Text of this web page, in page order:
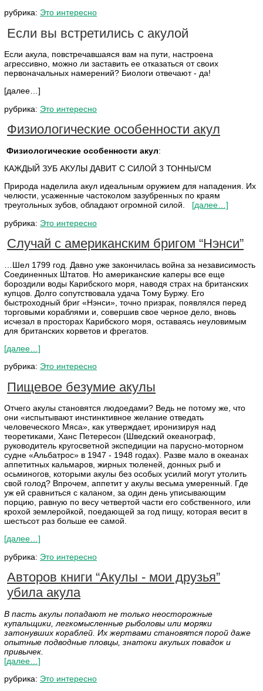
рубрика: Это интересно
Если вы встретились с акулой
Если акула, повстречавшаяся вам на пути, настроена
агрессивно, можно ли заставить ее отказаться от своих
первоначальных намерений? Биологи отвечают - да!
[далее…]
рубрика: Это интересно
Физиологические особенности акул
Физиологические особенности акул:
КАЖДЫЙ ЗУБ АКУЛЫ ДАВИТ С СИЛОЙ 3 ТОННЫ/СМ
Природа наделила акул идеальным оружием для нападения. Их
челюсти, усаженные частоколом зазубренных по краям
треугольных зубов, обладают огромной силой. [далее…]
рубрика: Это интересно
Случай с американским бригом “Нэнси”
…Шел 1799 год. Давно уже закончилась война за независимость
Соединенных Штатов. Но американские каперы все еще
бороздили воды Карибского моря, наводя страх на британских
купцов. Долго сопутствовала удача Тому Буржу. Его
быстроходный бриг «Нэнси», точно призрак, появлялся перед
торговыми кораблями и, совершив свое черное дело, вновь
исчезал в просторах Карибского моря, оставаясь неуловимым
для британских корветов и фрегатов.
[далее…]
рубрика: Это интересно
Пищевое безумие акулы
Отчего акулы становятся людоедами? Ведь не потому же, что
они «испытывают инстинктивное желание отведать
человеческого Мяса», как утверждает, иронизируя над
теоретиками, Ханс Петересон (Шведский океанограф,
руководитель кругосветной экспедиции на парусно-моторном
судне «Альбатрос» в 1947 - 1948 годах). Разве мало в океанах
аппетитных кальмаров, жирных тюленей, донных рыб и
осьминогов, которыми акулы без особых усилий могут утолить
свой голод? Впрочем, аппетит у акулы весьма умеренный. Где
уж ей сравниться с каланом, за один день уписывающим
порцию, равную по весу четвертой части его собственного, или
крохой землеройкой, поедающей за год пищу, которая весит в
шестьсот раз больше ее самой.
[далее…]
рубрика: Это интересно
Авторов книги “Акулы - мои друзья”
убила акула
В пасть акулы попадают не только неосторожные
купальщики, легкомысленные рыболовы или моряки
затонувших кораблей. Их жертвами становятся порой даже
опытные подводные пловцы, знатоки акульих повадок и
привычек.
[далее…]
рубрика: Это интересно